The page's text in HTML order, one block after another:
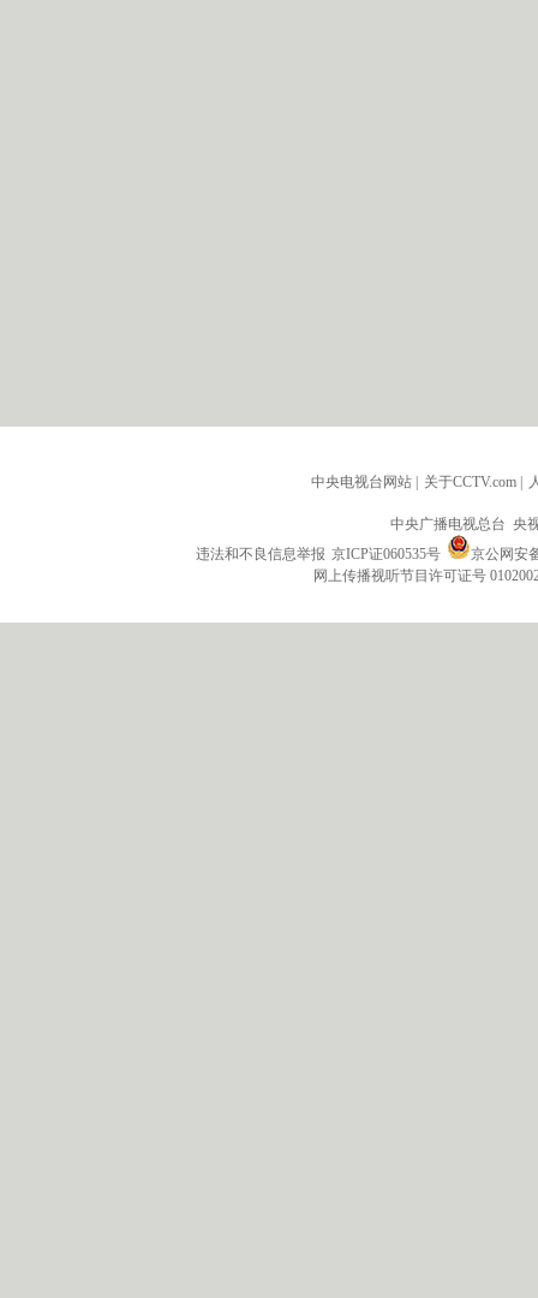
中央电视台网站 关于CCTV.com
中央广播电视总台 央
违法和不良信息举报 京ICP证060535号
京公网安
网上传播视听节目许可证号